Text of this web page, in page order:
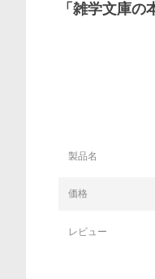
「 雑学文庫の
製品名
価格
レビュー